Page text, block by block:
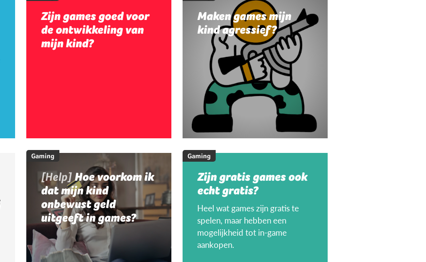
Zijn games goed voor
de ontwikkeling van
mijn kind?
Maken games mijn
kind agressief?
Gaming
[Help]Hoe voorkom ik
dat mijn kind
onbewust geld
uitgeeft in games?
Gaming
Zijn gratis games ook
echt gratis?
Heel wat games zijn gratis te
spelen, maar hebben een
mogelijkheid tot in-game
aankopen.